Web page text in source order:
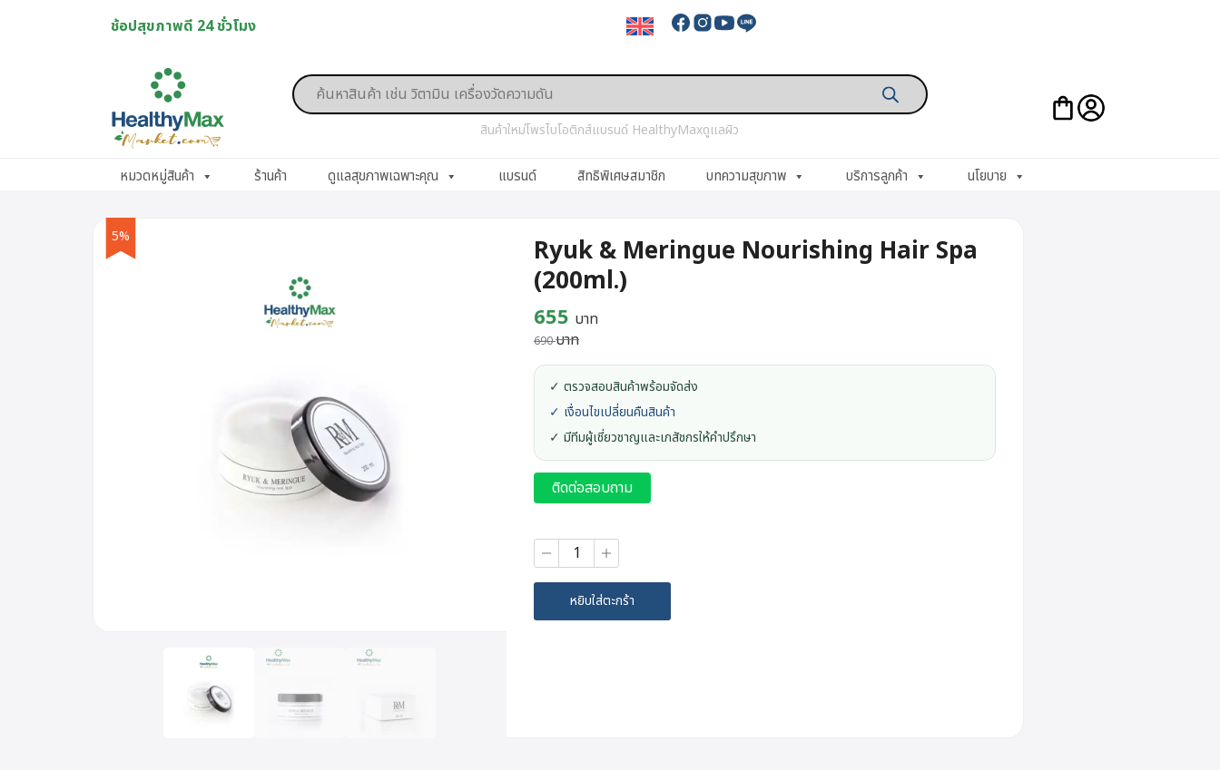
ช้อปสุขภาพดี 24 ชั่วโมง
Products
search
สินค้าใหม่โพรไบโอติกส์แบรนด์ HealthyMaxดูแลผิว
หมวดหมู่สินค้า ร้านค้า ดูแลสุขภาพเฉพาะคุณ แบรนด์ สิทธิพิเศษสมาชิก บทความสุขภาพ บริการลูกค้า นโยบาย
5%
Ryuk & Meringue Nourishing Hair Spa
(200ml.)
690บาท
Original
price
was:
690 บาท.
655 บาท
is:
655 บาท.
✓ ตรวจสอบสินค้าพร้อมจัดส่ง
✓ เงื่อนไขเปลี่ยนคืนสินค้า
✓ มีทีมผู้เชี่ยวชาญและเภสัชกรให้คำปรึกษา
ติดต่อสอบถาม
จำนวน
Ryuk
&
Meringue
Nourishing
หยิบใส่ตะกร้า